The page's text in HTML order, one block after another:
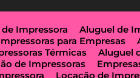
Impressora Aluguel de
para Empresas
Térmicas Aluguel
de Impressoras
Locação de